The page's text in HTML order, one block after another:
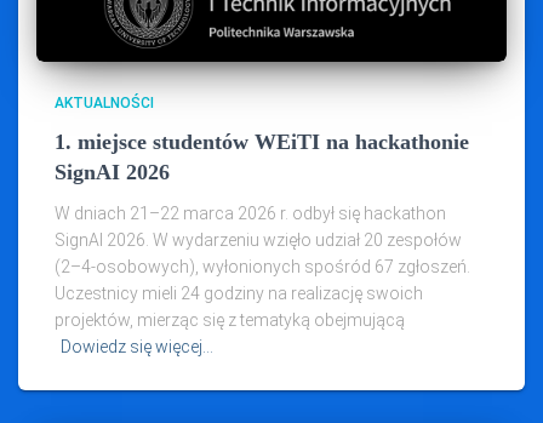
AKTUALNOŚCI
1. miejsce studentów WEiTI na hackathonie
SignAI 2026
W dniach 21–22 marca 2026 r. odbył się hackathon
SignAI 2026. W wydarzeniu wzięło udział 20 zespołów
(2–4‑osobowych), wyłonionych spośród 67 zgłoszeń.
Uczestnicy mieli 24 godziny na realizację swoich
projektów, mierząc się z tematyką obejmującą
Dowiedz się więcej…